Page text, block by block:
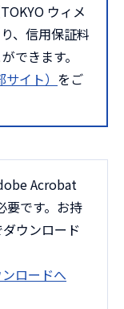
ウィメ
、信用保証料
できます。
イト） をご
Acrobat
要です。お持
ウンロード
ロードへ